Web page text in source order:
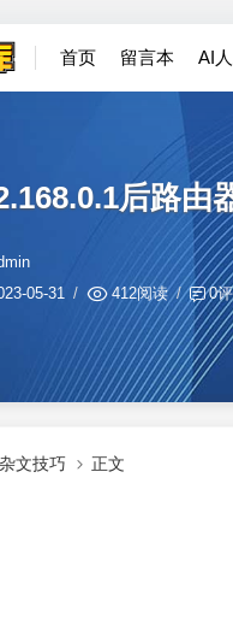
首页 留言本 AI
后路由
05-31
412阅读 0
杂文技巧 正文